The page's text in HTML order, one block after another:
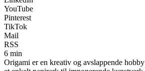
YouTube
Pinterest
TikTok
Mail
RSS
6 min
Origami er en kreativ og avslappende